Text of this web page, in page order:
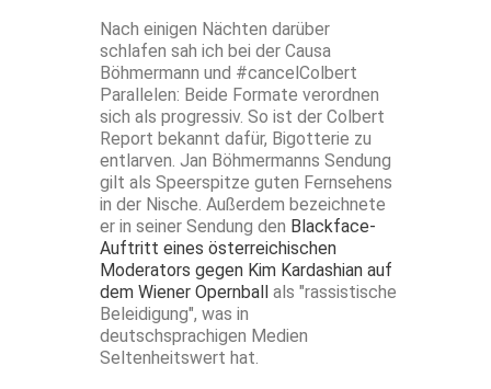
Nach einigen Nächten darüber
schlafen sah ich bei der Causa
Böhmermann und #cancelColbert
Parallelen: Beide Formate verordnen
sich als progressiv. So ist der Colbert
Report bekannt dafür, Bigotterie zu
entlarven. Jan Böhmermanns Sendung
gilt als Speerspitze guten Fernsehens
in der Nische. Außerdem bezeichnete
er in seiner Sendung den Blackface-
Auftritt eines österreichischen
Moderators gegen Kim Kardashian auf
dem Wiener Opernball als "rassistische
Beleidigung", was in
deutschsprachigen Medien
Seltenheitswert hat.